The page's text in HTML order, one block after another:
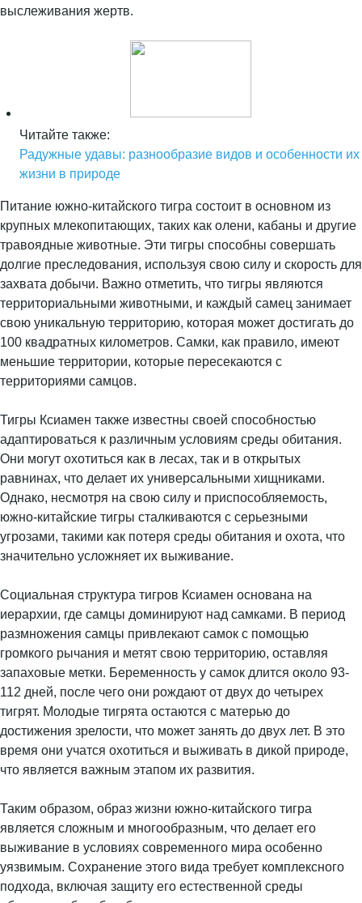
выслеживания жертв.
Читайте также:
Радужные удавы: разнообразие видов и особенности их
жизни в природе
Питание южно-китайского тигра состоит в основном из
крупных млекопитающих, таких как олени, кабаны и другие
травоядные животные. Эти тигры способны совершать
долгие преследования, используя свою силу и скорость для
захвата добычи. Важно отметить, что тигры являются
территориальными животными, и каждый самец занимает
свою уникальную территорию, которая может достигать до
100 квадратных километров. Самки, как правило, имеют
меньшие территории, которые пересекаются с
территориями самцов.
Тигры Ксиамен также известны своей способностью
адаптироваться к различным условиям среды обитания.
Они могут охотиться как в лесах, так и в открытых
равнинах, что делает их универсальными хищниками.
Однако, несмотря на свою силу и приспособляемость,
южно-китайские тигры сталкиваются с серьезными
угрозами, такими как потеря среды обитания и охота, что
значительно усложняет их выживание.
Социальная структура тигров Ксиамен основана на
иерархии, где самцы доминируют над самками. В период
размножения самцы привлекают самок с помощью
громкого рычания и метят свою территорию, оставляя
запаховые метки. Беременность у самок длится около 93-
112 дней, после чего они рождают от двух до четырех
тигрят. Молодые тигрята остаются с матерью до
достижения зрелости, что может занять до двух лет. В это
время они учатся охотиться и выживать в дикой природе,
что является важным этапом их развития.
Таким образом, образ жизни южно-китайского тигра
является сложным и многообразным, что делает его
выживание в условиях современного мира особенно
уязвимым. Сохранение этого вида требует комплексного
подхода, включая защиту его естественной среды